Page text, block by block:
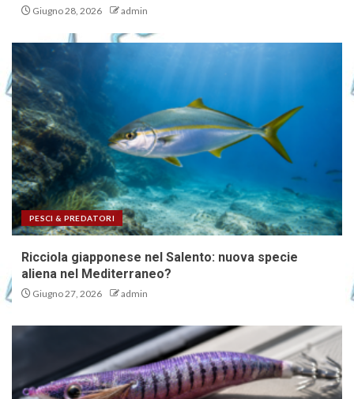
Giugno 28, 2026 admin
PESCI & PREDATORI
Ricciola giapponese nel Salento: nuova specie
aliena nel Mediterraneo?
Giugno 27, 2026 admin